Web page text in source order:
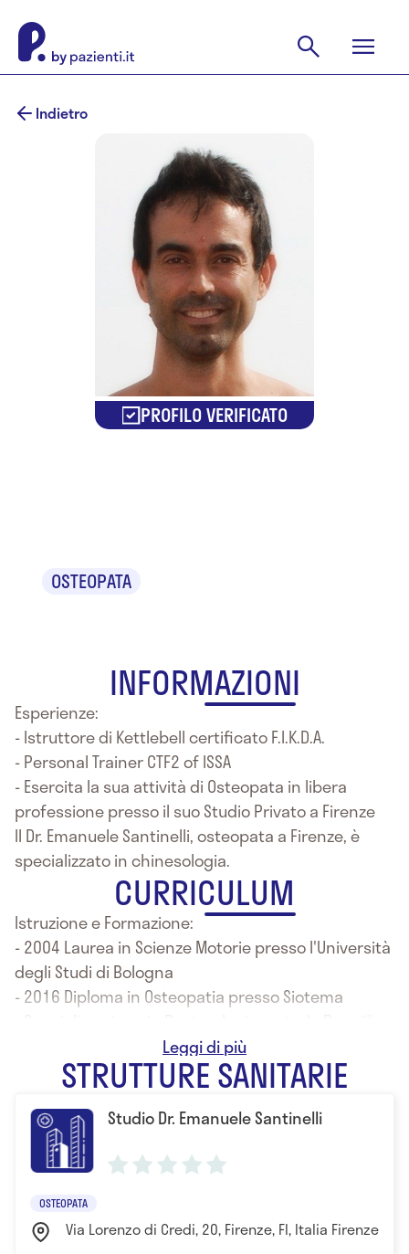
Indietro
PROFILO VERIFICATO
OSTEOPATA
INFORMAZIONI
Esperienze:
- Istruttore di Kettlebell certificato F.I.K.D.A.
- Personal Trainer CTF2 of ISSA
- Esercita la sua attività di Osteopata in libera
professione presso il suo Studio Privato a Firenze
Il Dr. Emanuele Santinelli, osteopata a Firenze, è
specializzato in chinesologia.
CURRICULUM
Istruzione e Formazione:
- 2004 Laurea in Scienze Motorie presso l'Università
degli Studi di Bologna
- 2016 Diploma in Osteopatia presso Siotema
Pancafit® e in Chinesiologia
STRUTTURE SANITARIE
Studio Dr. Emanuele Santinelli
OSTEOPATA
Via Lorenzo di Credi, 20, Firenze, FI, Italia Firenze